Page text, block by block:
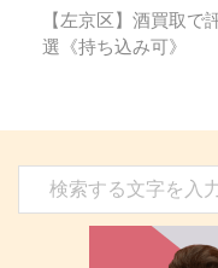
【左京区】酒買取で
選《持ち込み可》